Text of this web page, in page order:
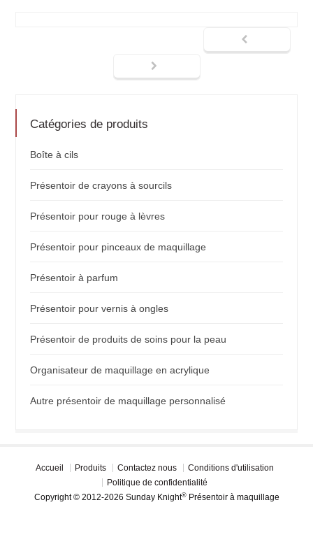
Catégories de produits
Boîte à cils
Présentoir de crayons à sourcils
Présentoir pour rouge à lèvres
Présentoir pour pinceaux de maquillage
Présentoir à parfum
Présentoir pour vernis à ongles
Présentoir de produits de soins pour la peau
Organisateur de maquillage en acrylique
Autre présentoir de maquillage personnalisé
Accueil Produits Contactez nous
Conditions d'utilisation
Politique de confidentialité
Copyright © 2012-2026 Sunday Knight®Présentoir à maquillage